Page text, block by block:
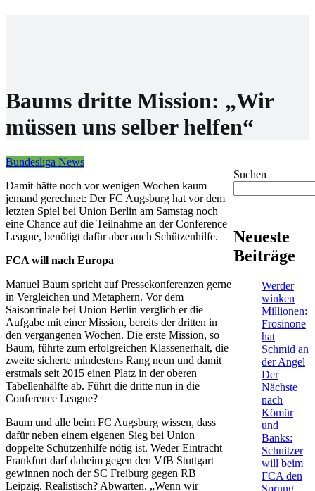
Baums dritte Mission: „Wir
müssen uns selber helfen“
Bundesliga News
Damit hätte noch vor wenigen Wochen kaum
jemand gerechnet: Der FC Augsburg hat vor dem
letzten Spiel bei Union Berlin am Samstag noch
eine Chance auf die Teilnahme an der Conference
League, benötigt dafür aber auch Schützenhilfe.
FCA will nach Europa
Manuel Baum spricht auf Pressekonferenzen gerne
in Vergleichen und Metaphern. Vor dem
Saisonfinale bei Union Berlin verglich er die
Aufgabe mit einer Mission, bereits der dritten in
den vergangenen Wochen. Die erste Mission, so
Baum, führte zum erfolgreichen Klassenerhalt, die
zweite sicherte mindestens Rang neun und damit
erstmals seit 2015 einen Platz in der oberen
Tabellenhälfte ab. Führt die dritte nun in die
Conference League?
Baum und alle beim FC Augsburg wissen, dass
dafür neben einem eigenen Sieg bei Union
doppelte Schützenhilfe nötig ist. Weder Eintracht
Frankfurt darf daheim gegen den VfB Stuttgart
gewinnen noch der SC Freiburg gegen RB
Leipzig. Realistisch? Abwarten. „Wenn wir
Suchen
Neueste
Beiträge
Werder
winken
Millionen:
Frosinone
hat
Schmid an
der Angel
Der
Nächste
nach
Kömür
und
Banks:
Schnitzer
will beim
FCA den
Sprung